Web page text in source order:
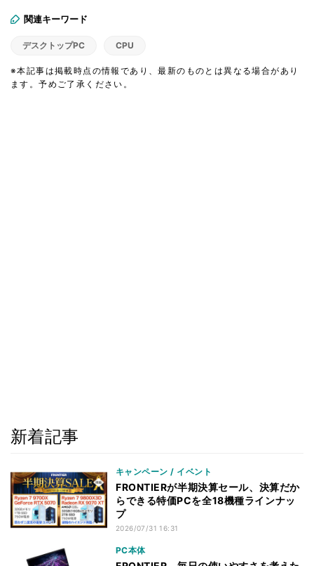
関連キーワード
デスクトップPC CPU
※本記事は掲載時点の情報であり、最新のものとは異なる場合があり
ます。予めご了承ください。
新着記事
キャンペーン / イベント
FRONTIERが半期決算セール、決算だか
らできる特価PCを全18機種ラインナッ
プ
2026/07/31 16:31
PC本体